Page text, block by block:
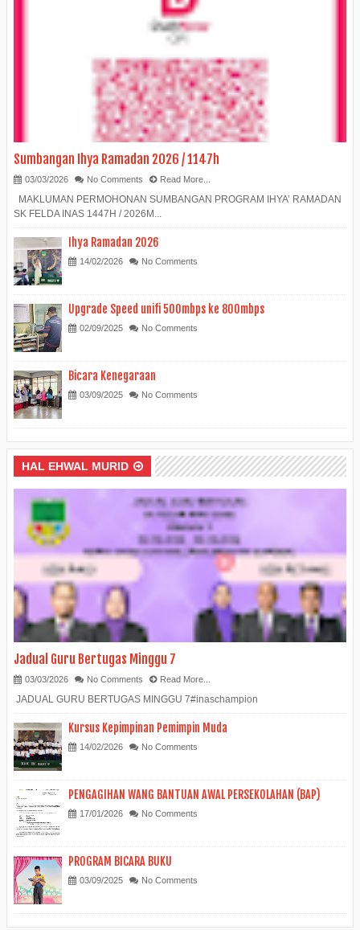
Sumbangan Ihya Ramadan 2026 / 1147h
03/03/2026 No Comments Read More...
MAKLUMAN PERMOHONAN SUMBANGAN PROGRAM IHYA’ RAMADAN
SK FELDA INAS 1447H / 2026M...
Ihya Ramadan 2026
14/02/2026 No Comments
Upgrade Speed unifi 500mbps ke 800mbps
02/09/2025 No Comments
Bicara Kenegaraan
03/09/2025 No Comments
HAL EHWAL MURID
Jadual Guru Bertugas Minggu 7
03/03/2026 No Comments Read More...
JADUAL GURU BERTUGAS MINGGU 7#inaschampion
Kursus Kepimpinan Pemimpin Muda
14/02/2026 No Comments
PENGAGIHAN WANG BANTUAN AWAL PERSEKOLAHAN (BAP)
17/01/2026 No Comments
PROGRAM BICARA BUKU
03/09/2025 No Comments